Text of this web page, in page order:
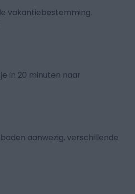
vakantiebestemming.
in 20 minuten naar
aanwezig, verschillende